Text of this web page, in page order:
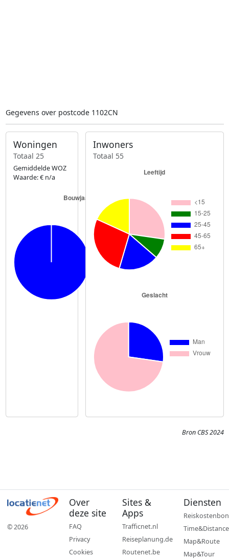
Gegevens over postcode 1102CN
Woningen
Totaal 25
Gemiddelde WOZ
Waarde: € n/a
Inwoners
Totaal 55
Bron CBS 2024
© 2026
Over
deze site
FAQ
Privacy
Cookies
Sites &
Apps
Trafficnet.nl
Reiseplanung.de
Routenet.be
Diensten
Reiskostenbon
Time&Distance
Map&Route
Map&Tour